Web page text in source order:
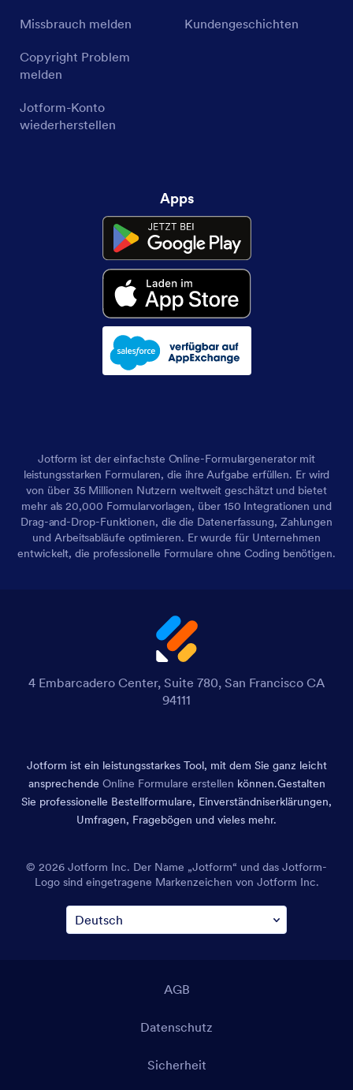
Missbrauch melden
Copyright Problem
melden
Jotform-Konto
wiederherstellen
Kundengeschichten
Apps
Jotform ist der einfachste Online-Formulargenerator mit
leistungsstarken Formularen, die ihre Aufgabe erfüllen. Er wird
von über 35 Millionen Nutzern weltweit geschätzt und bietet
mehr als 20,000 Formularvorlagen, über 150 Integrationen und
Drag-and-Drop-Funktionen, die die Datenerfassung, Zahlungen
und Arbeitsabläufe optimieren. Er wurde für Unternehmen
entwickelt, die professionelle Formulare ohne Coding benötigen.
4 Embarcadero Center, Suite 780, San Francisco CA
94111
Jotform ist ein leistungsstarkes Tool, mit dem Sie ganz leicht
ansprechende Online Formulare erstellen können.Gestalten
Sie professionelle Bestellformulare, Einverständniserklärungen,
Umfragen, Fragebögen und vieles mehr.
© 2026 Jotform Inc. Der Name „Jotform“ und das Jotform-
Logo sind eingetragene Markenzeichen von Jotform Inc.
AGB
Datenschutz
Sicherheit